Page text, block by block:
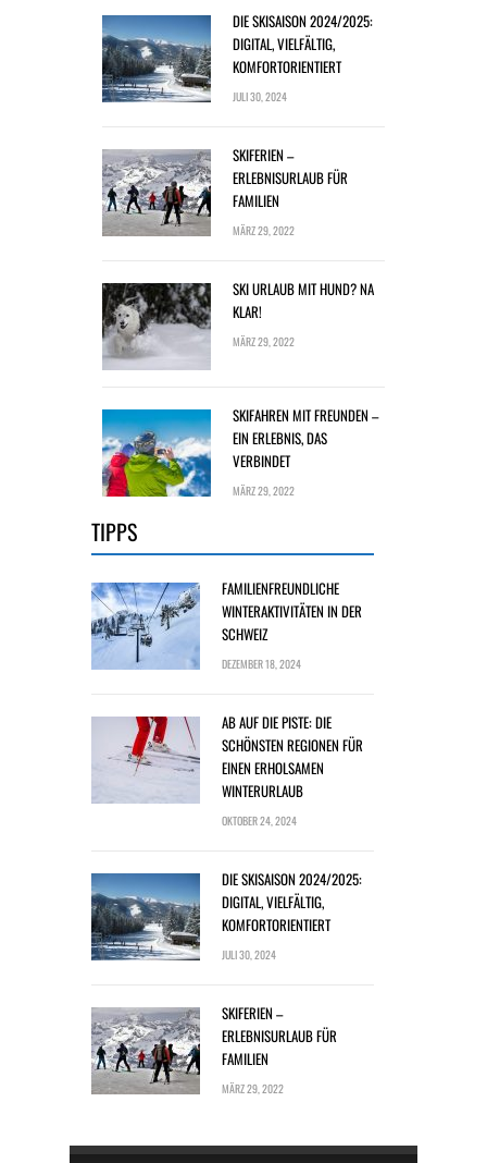
DIE SKISAISON 2024/2025:
DIGITAL, VIELFÄLTIG,
KOMFORTORIENTIERT
JULI 30, 2024
SKIFERIEN –
ERLEBNISURLAUB FÜR
FAMILIEN
MÄRZ 29, 2022
SKI URLAUB MIT HUND? NA
KLAR!
MÄRZ 29, 2022
SKIFAHREN MIT FREUNDEN –
EIN ERLEBNIS, DAS
VERBINDET
MÄRZ 29, 2022
TIPPS
FAMILIENFREUNDLICHE
WINTERAKTIVITÄTEN IN DER
SCHWEIZ
DEZEMBER 18, 2024
AB AUF DIE PISTE: DIE
SCHÖNSTEN REGIONEN FÜR
EINEN ERHOLSAMEN
WINTERURLAUB
OKTOBER 24, 2024
DIE SKISAISON 2024/2025:
DIGITAL, VIELFÄLTIG,
KOMFORTORIENTIERT
JULI 30, 2024
SKIFERIEN –
ERLEBNISURLAUB FÜR
FAMILIEN
MÄRZ 29, 2022